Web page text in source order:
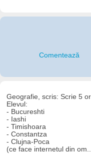
Comentează
Geografie, scris: Scrie 5
Elevul:
- Bucureshti
- Iashi
- Timishoara
- Constantza
- Clujna-Poca
(ce face internetul din